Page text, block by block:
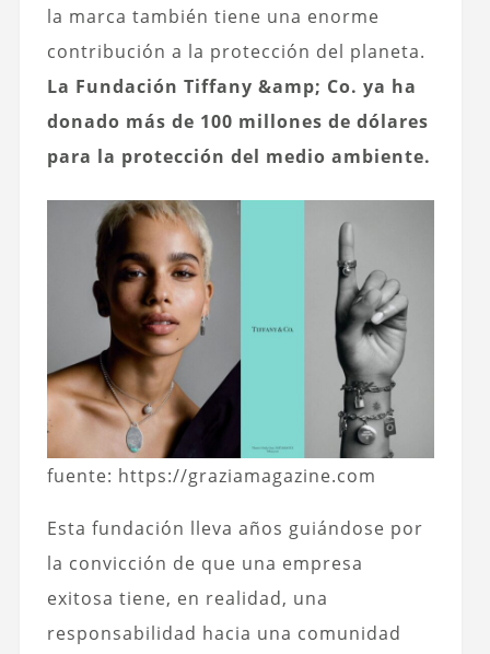
la marca también tiene una enorme
contribución a la protección del planeta.
La Fundación Tiffany &amp; Co. ya ha
donado más de 100 millones de dólares
para la protección del medio ambiente.
fuente: https://graziamagazine.com
Esta fundación lleva años guiándose por
la convicción de que una empresa
exitosa tiene, en realidad, una
responsabilidad hacia una comunidad